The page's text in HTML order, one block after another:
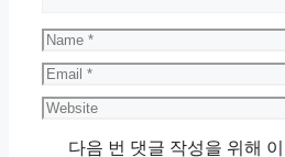
Name
Email
Website
다음 번 댓글 작성을 위해 이